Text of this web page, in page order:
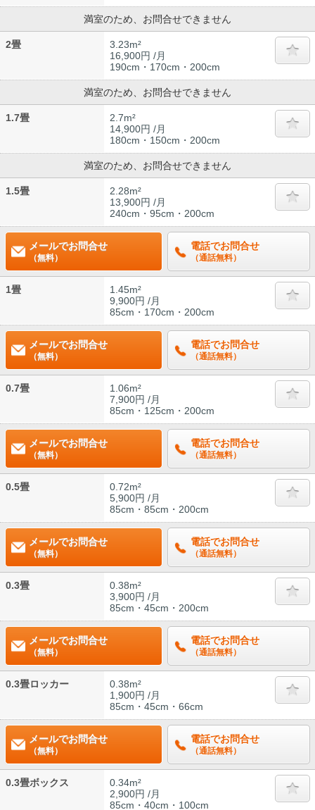
満室のため、お問合せできません
2畳
3.23m²
16,900円 /月
190cm・170cm・200cm
満室のため、お問合せできません
1.7畳
2.7m²
14,900円 /月
180cm・150cm・200cm
満室のため、お問合せできません
1.5畳
2.28m²
13,900円 /月
240cm・95cm・200cm
メールでお問合せ
（無料）
電話でお問合せ
（通話無料）
1畳
1.45m²
9,900円 /月
85cm・170cm・200cm
メールでお問合せ
（無料）
電話でお問合せ
（通話無料）
0.7畳
1.06m²
7,900円 /月
85cm・125cm・200cm
メールでお問合せ
（無料）
電話でお問合せ
（通話無料）
0.5畳
0.72m²
5,900円 /月
85cm・85cm・200cm
メールでお問合せ
（無料）
電話でお問合せ
（通話無料）
0.3畳
0.38m²
3,900円 /月
85cm・45cm・200cm
メールでお問合せ
（無料）
電話でお問合せ
（通話無料）
0.3畳ロッカー
0.38m²
1,900円 /月
85cm・45cm・66cm
メールでお問合せ
（無料）
電話でお問合せ
（通話無料）
0.3畳ボックス
0.34m²
2,900円 /月
85cm・40cm・100cm